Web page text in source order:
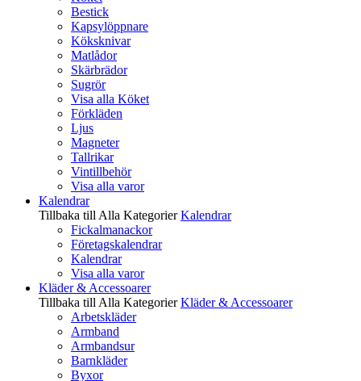
Bestick
Kapsylöppnare
Köksknivar
Matlådor
Skärbrädor
Sugrör
Visa alla Köket
Förkläden
Ljus
Magneter
Tallrikar
Vintillbehör
Visa alla varor
Kalendrar
Tillbaka till Alla Kategorier Kalendrar
Fickalmanackor
Företagskalendrar
Kalendrar
Visa alla varor
Kläder & Accessoarer
Tillbaka till Alla Kategorier Kläder & Accessoarer
Arbetskläder
Armband
Armbandsur
Barnkläder
Byxor